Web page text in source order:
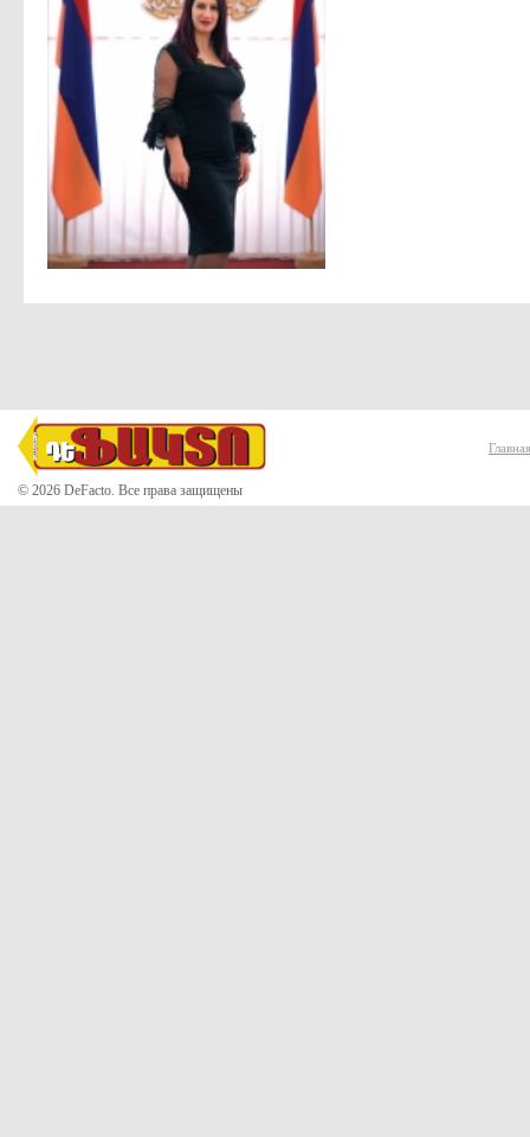
© 2026 DeFacto. Все права защищены
Главная